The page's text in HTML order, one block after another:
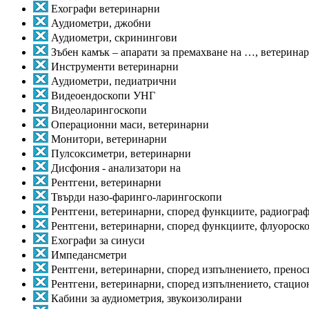
Ехографи ветеринарни
Аудиометри, джобни
Аудиометри, скринингови
Зъбен камък – апарати за премахване на …,
Инструменти ветеринарни
Аудиометри, педиатрични
Видеоендоскопи УНГ
Видеоларингоскопи
Операционни маси, ветеринарни
Монитори, ветеринарни
Пулсоксиметри, ветеринарни
Дисфония - анализатори на
Рентгени, ветеринарни
Твърди назо-фаринго-ларингоскопи
Рентгени, ветеринарни, според функциите,
Рентгени, ветеринарни, според функциите,
Ехографи за синуси
Импедансметри
Рентгени, ветеринарни, според изпълнението,
Рентгени, ветеринарни, според изпълнението,
Кабини за аудиометрия, звукоизолирани